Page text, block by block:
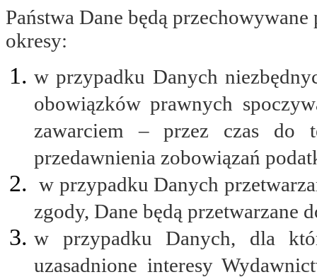
Państwa Dane będą
okresy:
w przypadku Danych
obowiązków prawnych
zawarciem – przez czas do
przedawnienia zobowiązań
w przypadku Danych
zgody, Dane będą przetwarzane
w przypadku Danych, dla
uzasadnione interesy